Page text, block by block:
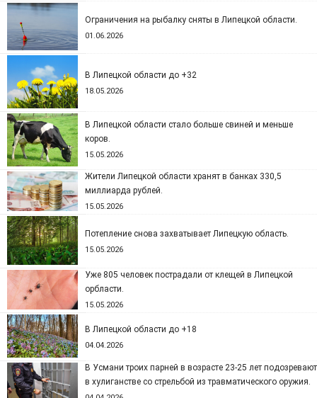
Ограничения на рыбалку сняты в Липецкой области.
01.06.2026
В Липецкой области до +32
18.05.2026
В Липецкой области стало больше свиней и меньше
коров.
15.05.2026
Жители Липецкой области хранят в банках 330,5
миллиарда рублей.
15.05.2026
Потепление снова захватывает Липецкую область.
15.05.2026
Уже 805 человек пострадали от клещей в Липецкой
орбласти.
15.05.2026
В Липецкой области до +18
04.04.2026
В Усмани троих парней в возрасте 23-25 лет подозревают
в хулиганстве со стрельбой из травматического оружия.